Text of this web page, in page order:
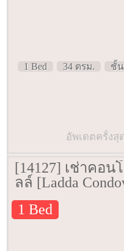
1 Bed 34 ตรม. ชั้
อัพเดตครั้งสุ
[14127] เช่าคอ
ลล์ [Ladda
1 Bed